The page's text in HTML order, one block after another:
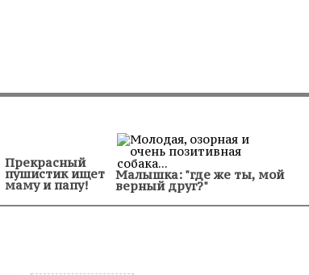
Прекрасный
пушистик ищет
маму и папу!
Малышка: "где же ты, мой
верный друг?"